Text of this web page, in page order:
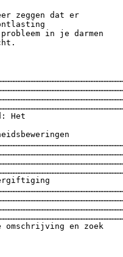
zeggen dat er
in je darmen
Het
omschrijving en zoek